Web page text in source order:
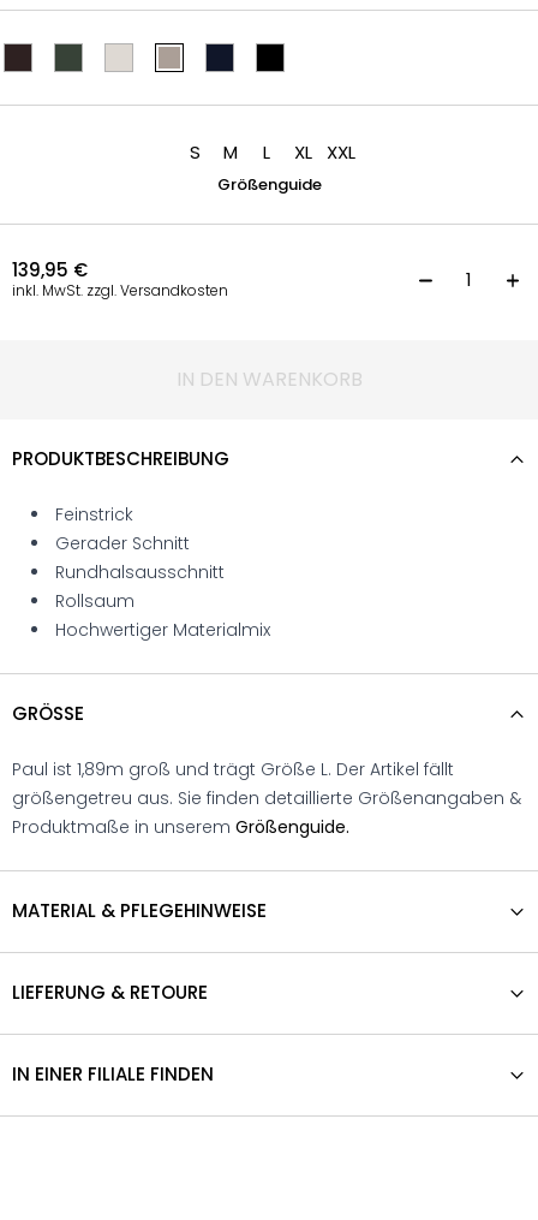
S M L XL XXL
Größenguide
139,95 €
inkl. MwSt. zzgl. Versandkosten
IN DEN WARENKORB
PRODUKTBESCHREIBUNG
Feinstrick
Gerader Schnitt
Rundhalsausschnitt
Rollsaum
Hochwertiger Materialmix
GRÖSSE
Paul ist 1,89m groß und trägt Größe L. Der Artikel fällt
größengetreu aus. Sie finden detaillierte Größenangaben &
Produktmaße in unserem Größenguide.
MATERIAL & PFLEGEHINWEISE
LIEFERUNG & RETOURE
IN EINER FILIALE FINDEN